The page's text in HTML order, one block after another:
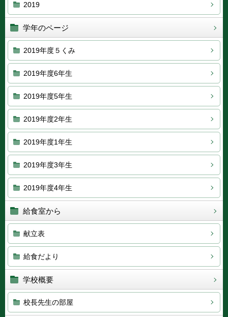
2019
学年のページ
2019年度５くみ
2019年度6年生
2019年度5年生
2019年度2年生
2019年度1年生
2019年度3年生
2019年度4年生
給食室から
献立表
給食だより
学校概要
校長先生の部屋